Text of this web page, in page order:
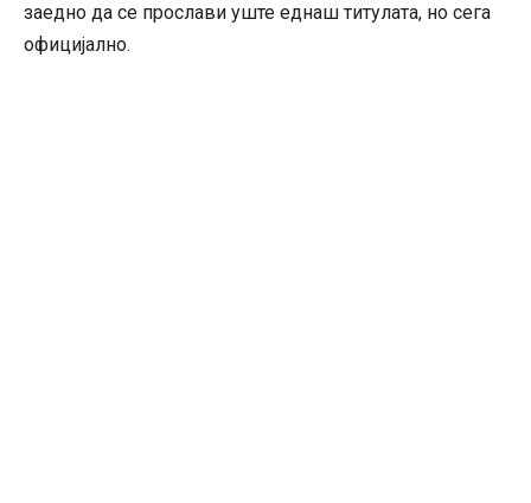
заедно да се прослави уште еднаш титулата, но сега
официјално.